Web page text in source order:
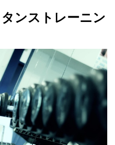
ンストレーニン